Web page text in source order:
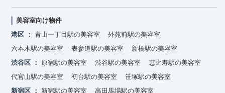
美容室向け物件
港区
青山一丁目駅の美容室
外苑前駅の美容室
六本木駅の美容室
表参道駅の美容室
新橋駅の美容室
渋谷区
原宿駅の美容室 渋谷駅の美容室
恵比寿駅の美容室
代官山駅の美容室
初台駅の美容室
笹塚駅の美容室
新宿区
新宿駅の美容室
高田馬場駅の美容室